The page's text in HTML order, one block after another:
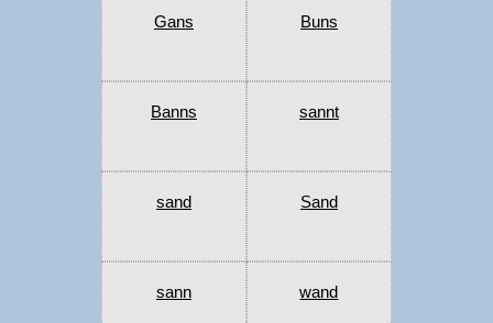
Gans Buns
Banns sannt
sand Sand
sann wand